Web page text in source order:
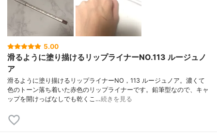
5.00
滑るように塗り描けるリップライナーNO.113 ルージュノ
ア
滑るように塗り描けるリップライナーNO，113 ルージュノア。濃くて
色のトーン落ち着いた赤色のリップライナーです。鉛筆型なので、キャ
ップを開けっぱなしでも乾くこ…続きを見る